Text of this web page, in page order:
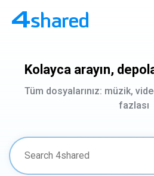
Kolayca arayın,
Tüm dosyalarınız: müzik,
fazlası